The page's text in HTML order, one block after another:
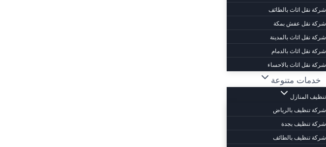
شركة نقل اثاث بالطائف
شركة نقل عفش بمكة
شركة نقل اثاث بالمدينة
شركة نقل اثاث بالدمام
شركة نقل اثاث بالاحساء
خدمات متنوعة
تنظيف المنازل
شركة تنظيف بالرياض
شركة تنظيف بجدة
شركة تنظيف بالطائف